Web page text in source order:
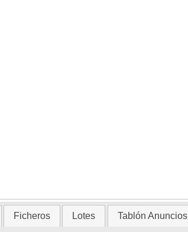
Ficheros Lotes Tablón Anuncios